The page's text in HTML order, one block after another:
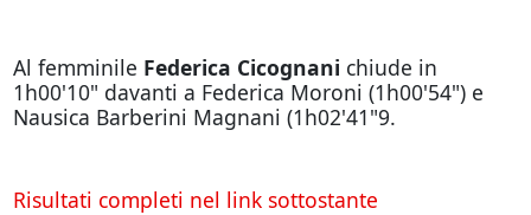
Al femminile Federica Cicognani chiude in
1h00'10" davanti a Federica Moroni (1h00'54") e
Nausica Barberini Magnani (1h02'41"9.
Risultati completi nel link sottostante